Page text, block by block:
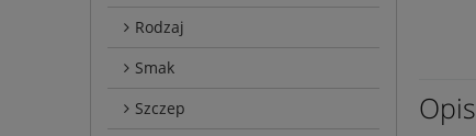
Rodzaj
Smak
Szczep
Opis